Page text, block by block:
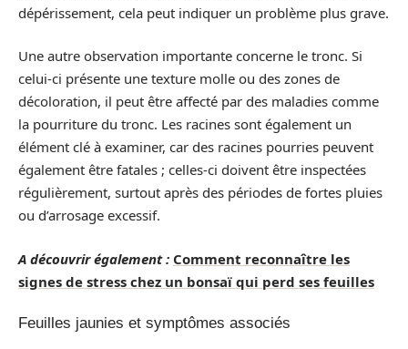
dépérissement, cela peut indiquer un problème plus grave.
Une autre observation importante concerne le tronc. Si
celui-ci présente une texture molle ou des zones de
décoloration, il peut être affecté par des maladies comme
la pourriture du tronc. Les racines sont également un
élément clé à examiner, car des racines pourries peuvent
également être fatales ; celles-ci doivent être inspectées
régulièrement, surtout après des périodes de fortes pluies
ou d’arrosage excessif.
A découvrir également : Comment reconnaître les
signes de stress chez un bonsaï qui perd ses feuilles
Feuilles jaunies et symptômes associés